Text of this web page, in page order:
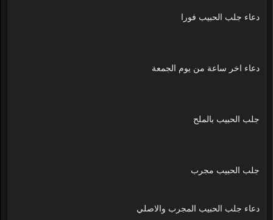
دعاء جلب الحبيب فورا
دعاء اخر ساعة من يوم الجمعة
جلب الحبيب بالملح
جلب الحبيب مجرب
دعاء جلب الحبيب المجرب والاصلي